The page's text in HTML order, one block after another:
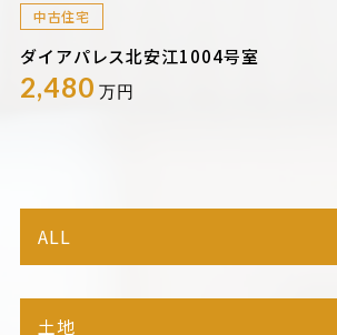
中古住宅
ダイアパレス北安江1004号室
2,480 万円
ALL
土地